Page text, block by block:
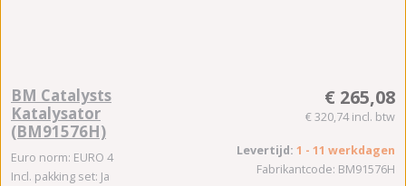
BM Catalysts
Katalysator
(BM91576H)
Euro norm: EURO 4
Incl. pakking set: Ja
€ 265,08
€ 320,74 incl. btw
Levertijd: 1 - 11 werkdagen
Fabrikantcode: BM91576H